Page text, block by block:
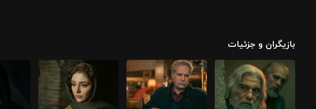
بازیگران و جزئیات